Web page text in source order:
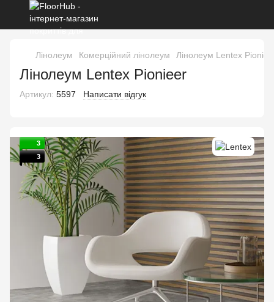
Лінолеум Комерційний лінолеум Лінолеум Lentex
Лінолеум Lentex Pionieer
Артикул: 5597 Написати відгук
3
3